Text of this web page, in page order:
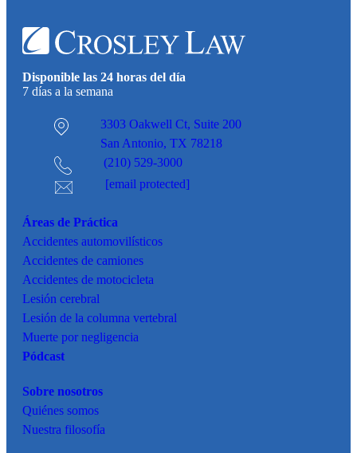
Disponible las 24 horas del día
7 días a la semana
3303 Oakwell Ct, Suite 200
San Antonio, TX 78218
(210) 529-3000
[email protected]
Áreas de Práctica
Accidentes automovilísticos
Accidentes de camiones
Accidentes de motocicleta
Lesión cerebral
Lesión de la columna vertebral
Muerte por negligencia
Pódcast
Sobre nosotros
Quiénes somos
Nuestra filosofía